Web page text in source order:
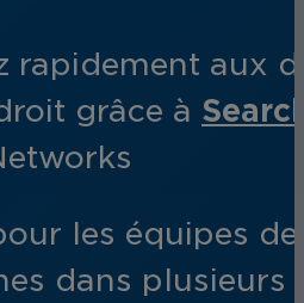
rapidement aux
grâce à
les équipes
dans